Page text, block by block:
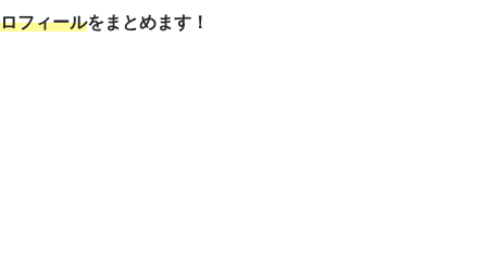
ロフィールをまとめます！